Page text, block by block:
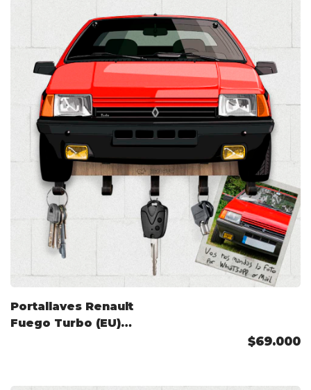
Portallaves Renault
Fuego Turbo (EU)
$69.000